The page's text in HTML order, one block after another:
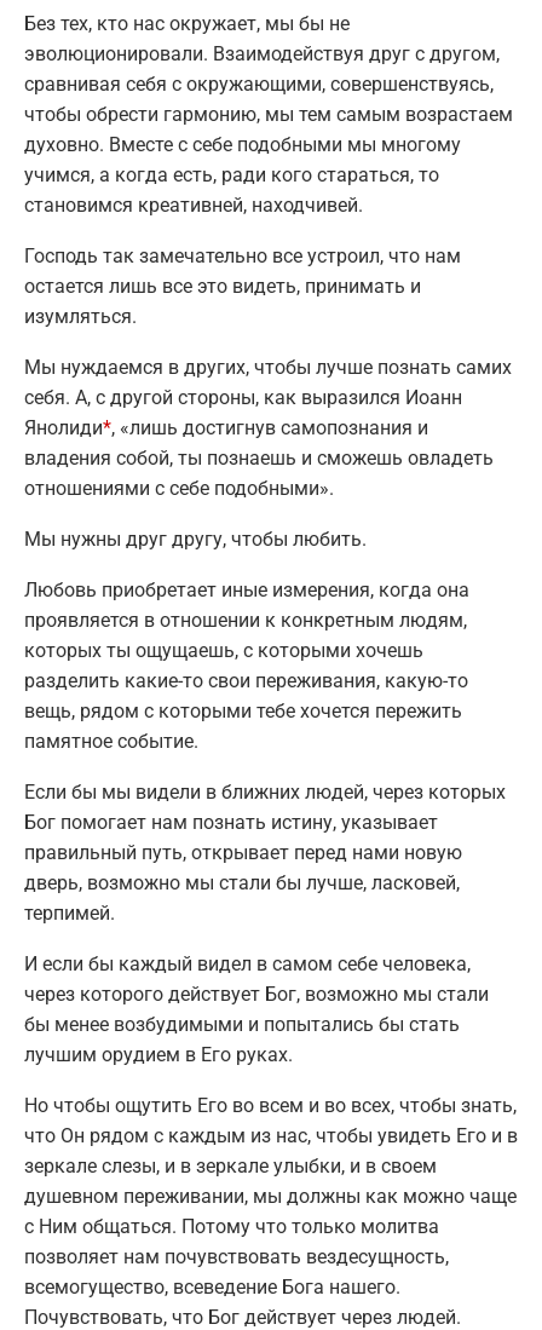
Без тех, кто нас окружает, мы бы не
эволюционировали. Взаимодействуя друг с другом,
сравнивая себя с окружающими, совершенствуясь,
чтобы обрести гармонию, мы тем самым возрастаем
духовно. Вместе с себе подобными мы многому
учимся, а когда есть, ради кого стараться, то
становимся креативней, находчивей.
Господь так замечательно все устроил, что нам
остается лишь все это видеть, принимать и
изумляться.
Мы нуждаемся в других, чтобы лучше познать самих
себя. А, с другой стороны, как выразился Иоанн
Янолиди*, «лишь достигнув самопознания и
владения собой, ты познаешь и сможешь овладеть
отношениями с себе подобными».
Мы нужны друг другу, чтобы любить.
Любовь приобретает иные измерения, когда она
проявляется в отношении к конкретным людям,
которых ты ощущаешь, с которыми хочешь
разделить какие-то свои переживания, какую-то
вещь, рядом с которыми тебе хочется пережить
памятное событие.
Если бы мы видели в ближних людей, через которых
Бог помогает нам познать истину, указывает
правильный путь, открывает перед нами новую
дверь, возможно мы стали бы лучше, ласковей,
терпимей.
И если бы каждый видел в самом себе человека,
через которого действует Бог, возможно мы стали
бы менее возбудимыми и попытались бы стать
лучшим орудием в Его руках.
Но чтобы ощутить Его во всем и во всех, чтобы знать,
что Он рядом с каждым из нас, чтобы увидеть Его и в
зеркале слезы, и в зеркале улыбки, и в своем
душевном переживании, мы должны как можно чаще
с Ним общаться. Потому что только молитва
позволяет нам почувствовать вездесущность,
всемогущество, всеведение Бога нашего.
Почувствовать, что Бог действует через людей.